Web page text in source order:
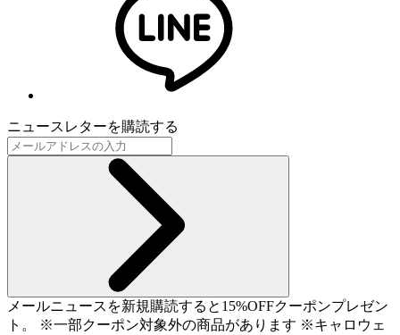
ニュースレターを購読する
メールニュースを新規購読すると15%OFFクーポンプレゼン
ト。 ※一部クーポン対象外の商品があります ※キャロウェ